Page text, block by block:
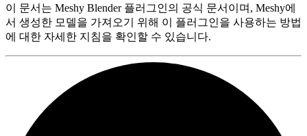
이 문서는 Meshy Blender 플러그인의 공식 문서이며, Meshy에
서 생성한 모델을 가져오기 위해 이 플러그인을 사용하는 방법
에 대한 자세한 지침을 확인할 수 있습니다.